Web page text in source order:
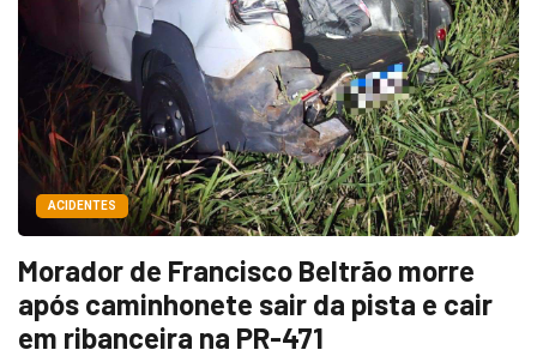
ACIDENTES
Morador de Francisco Beltrão morre
após caminhonete sair da pista e cair
em ribanceira na PR-471